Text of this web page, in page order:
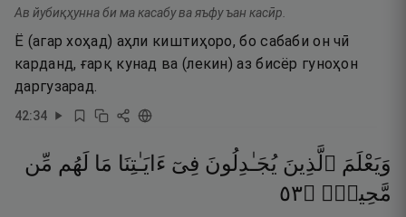
Ав йубиқҳунна би ма касабу ва яъфу ъан касӣр.
Ё (агар хоҳад) аҳли киштиҳоро, бо сабаби он чӣ
карданд, ғарқ кунад ва (лекин) аз бисёр гуноҳон
даргузарад.
42:34
وَيَعْلَمَ ٱلَّذِينَ يُجَـٰدِلُونَ فِىٓ ءَايَـٰتِنَا مَا لَهُم مِّن
مَّحِيصٍۢ ۝٣٥